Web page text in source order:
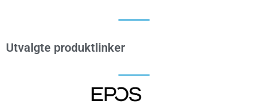
Utvalgte produktlinker